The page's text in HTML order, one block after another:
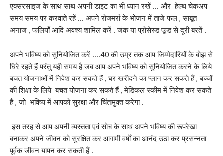
एक्सरसाइज के साथ साथ अपनी डाइट का भी ध्यान रखें … और हेल्थ चेकअप
समय समय पर करवाते रहें … अपने ऱोजमर्रा के भोजन में ताजे फल , साबूत
अनाज , फलियाँ आदि अवश्य शामिल करें . जंक या प्रोसेस्ड फूड से दूरी बरतें .
अपने भविष्य को सुनियोजित करें ….40 की उम्र तक आप जिम्मेदारियों के बोझ से
घिरे रहते हैं परंतु यही समय है जब आप अपने भविष्य को सुनियोजित करने के लिये
बचत योजनाओं में निवेश कर सकते हैं , घर खरीदने का प्लान कर सकते हैं , बच्चों
की शिक्षा के लिये बचत योजना कर सकते हैं , मेडिकल स्कीम में निवेश कर सकते
हैं , जो भविष्य में आपको सुरक्षा और चिंतामुक्त करेगा .
इस तरह से आप अपनी व्यस्तता एवं सोच के साथ अपने भविष्य की रूपरेखा
बनाकर अपने जीवन को सुरक्षित कर आगामी वर्षों का आनंद उठा कर प्रसन्नता
पूर्वक जीवन यापन कर सकती हैं .